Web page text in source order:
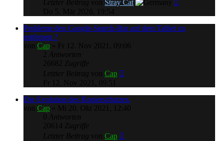
Stray Cat
Probleme den Google-Search-Bar auf dem Tablet zu
entfernen ?
Cap
Cap
Die Evolution des Kopierschutzes.
Cap
Cap